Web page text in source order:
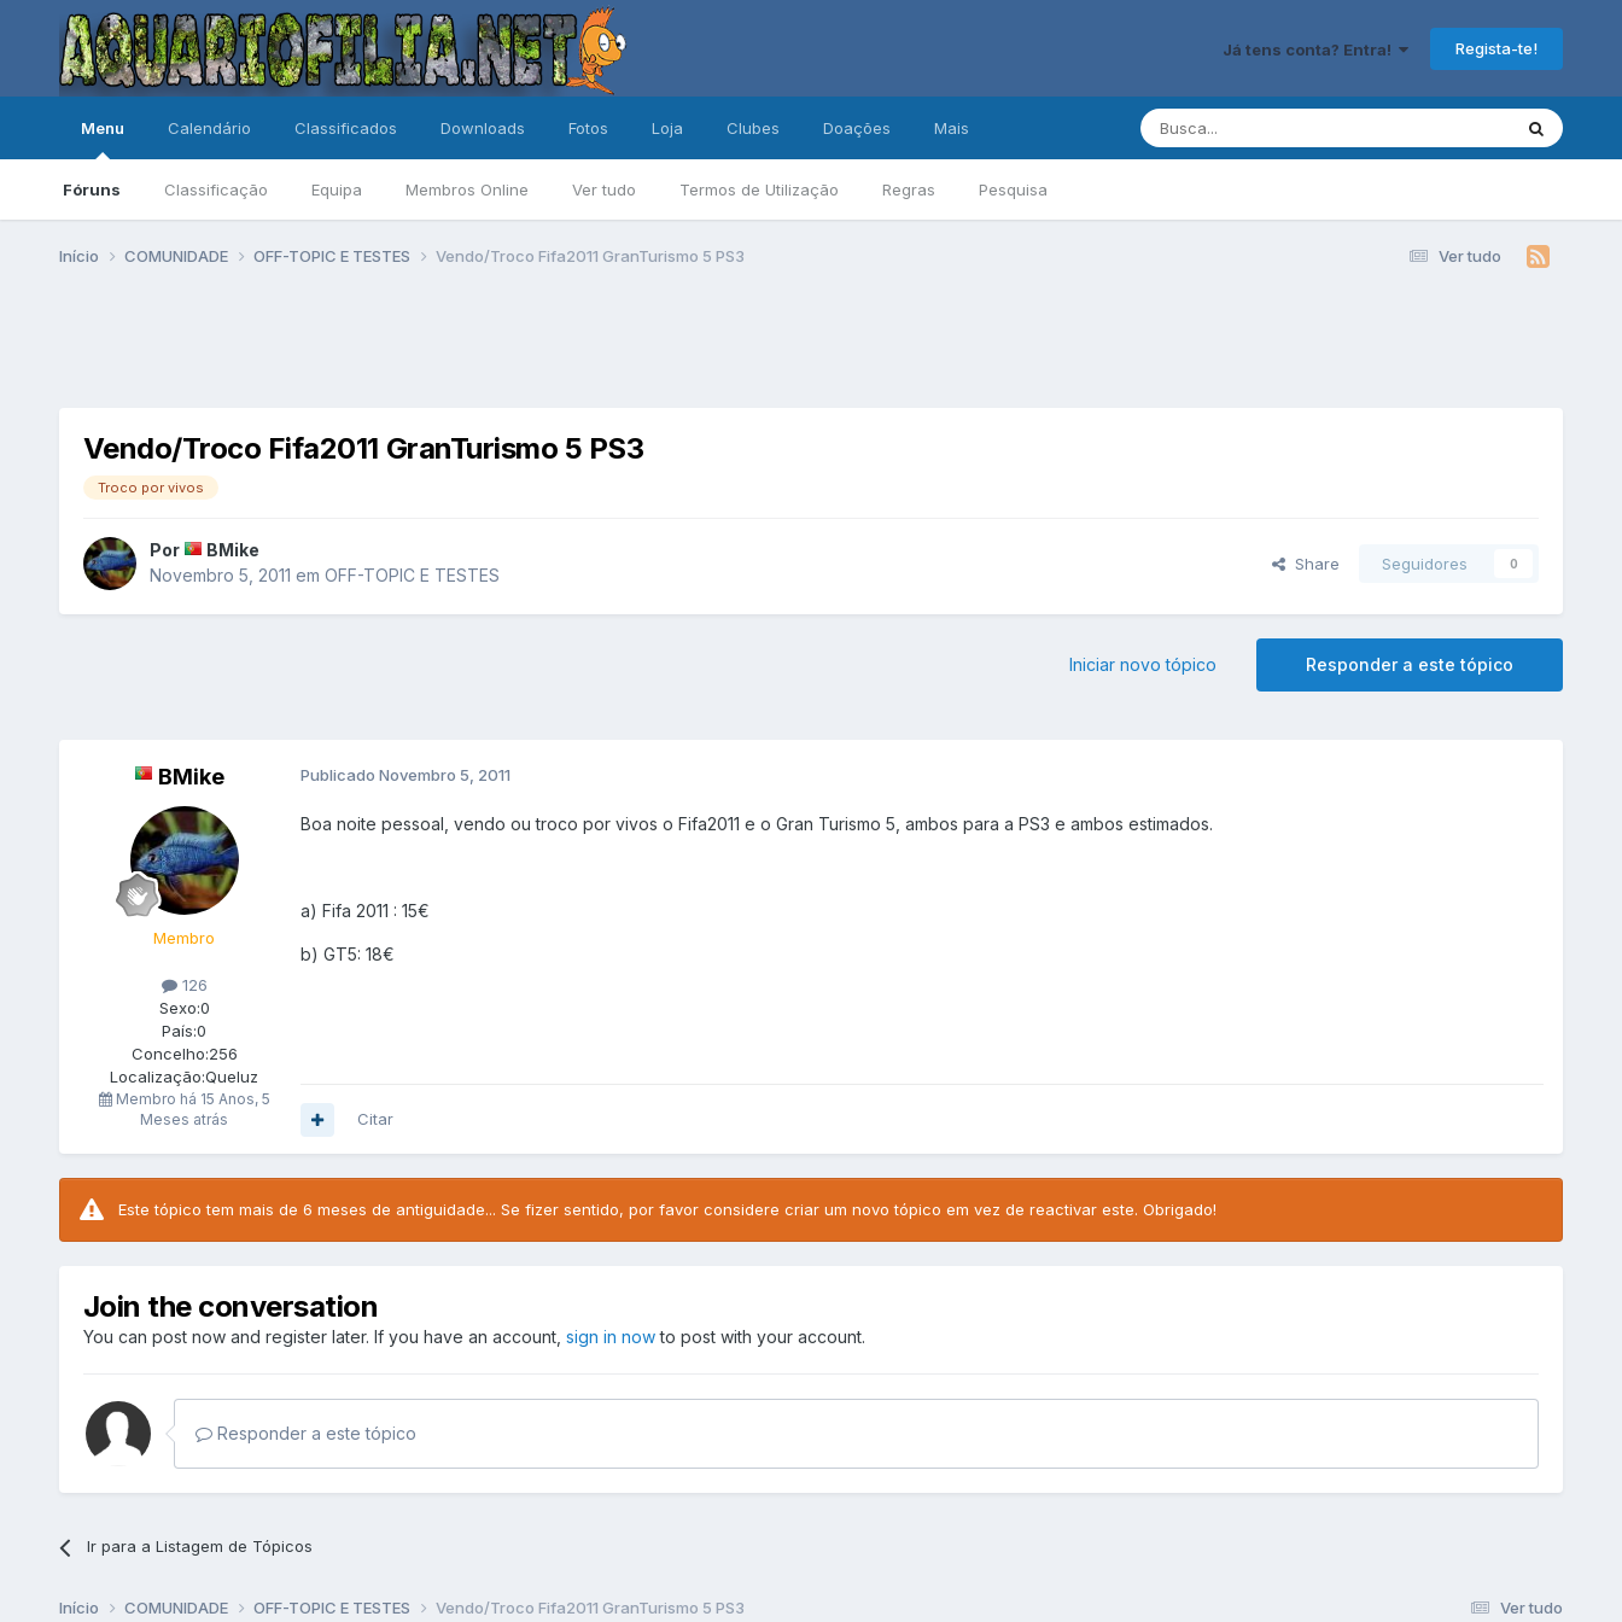
Já tens conta? Entra! Regista-te!
Menu
Fóruns Classificação Equipa Membros Online Ver tudo Termos de Utilização Regras Pesquisa
Calendário Classificados Downloads Fotos Loja Clubes Doações Mais
Ver tudo
Início COMUNIDADE OFF-TOPIC E TESTES Vendo/Troco Fifa2011 GranTurismo 5 PS3
Vendo/Troco Fifa2011 GranTurismo 5 PS3
Troco por vivos
Por
BMike
Novembro 5, 2011 em OFF-TOPIC E TESTES
Share Seguidores 0
Responder a este tópico
Iniciar novo tópico
BMike
Membro
126
Sexo:0
País:0
Concelho:256
Localização:Queluz
Membro há 15 Anos, 5
Meses atrás
Publicado Novembro 5, 2011
Boa noite pessoal, vendo ou troco por vivos o Fifa2011 e o Gran Turismo 5, ambos para a PS3 e ambos estimados.
a) Fifa 2011 : 15€
b) GT5: 18€
Citar
Este tópico tem mais de 6 meses de antiguidade... Se fizer sentido, por favor considere criar um novo tópico em vez de reactivar este. Obrigado!
Join the conversation
You can post now and register later. If you have an account, sign in nowto post with your account.
Responder a este tópico
Ir para a Listagem de Tópicos
Ver tudo
Início COMUNIDADE OFF-TOPIC E TESTES Vendo/Troco Fifa2011 GranTurismo 5 PS3